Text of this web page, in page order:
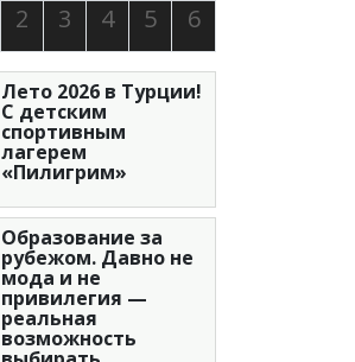
2 3 4 5 6
Лето 2026 в Турции!
С детским
спортивным
лагерем
«Пилигрим»
Образование за
рубежом. Давно не
мода и не
привилегия —
реальная
возможность